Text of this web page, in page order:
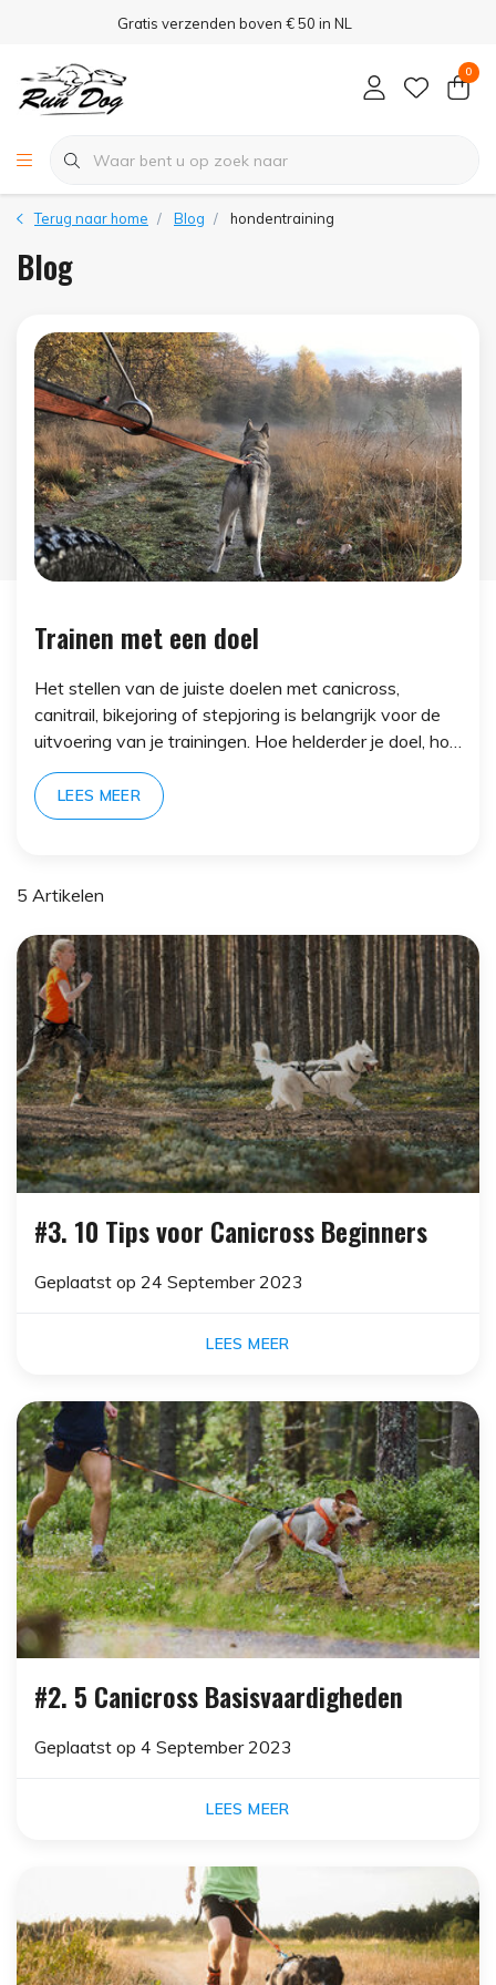
Gratis verzenden boven € 50 in NL
0
Terug naar home Blog hondentraining
Blog
Trainen met een doel
Het stellen van de juiste doelen met canicross,
canitrail, bikejoring of stepjoring is belangrijk voor de
uitvoering van je trainingen. Hoe helderder je doel, hoe
effectiever je kunt trainen. Een doel is heel persoonlijk
en gericht op het team dat je met je hond vormt.
LEES MEER
5 Artikelen
#3. 10 Tips voor Canicross Beginners
Geplaatst op 24 September 2023
LEES MEER
#2. 5 Canicross Basisvaardigheden
Geplaatst op 4 September 2023
LEES MEER